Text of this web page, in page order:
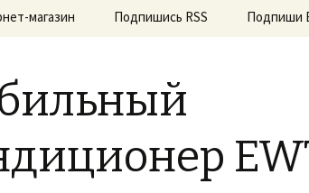
магазин Подпишись RSS Подпиши